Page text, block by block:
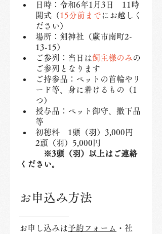
日時：令和6年1月3日　11時
開式（15分前までにお越しく
ださい）
場所：剣神社（蕨市南町2-
13-15）
ご参列：当日は飼主様のみの
ご参列となります
ご持参品：ペットの首輪やリ
ード等、身に着けるもの（1
つ）
授与品：ペット御守、撤下品
等
初穂料　1頭（羽）3,000円
2頭（羽）5,000円
※3頭（羽）以上はご連絡
ください。
お申込み方法
お申し込みは予約 フォーム ・社